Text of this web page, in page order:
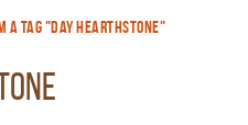
a tag "day hearthstone"